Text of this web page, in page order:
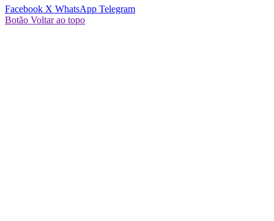
Facebook X WhatsApp Telegram
Botão Voltar ao topo